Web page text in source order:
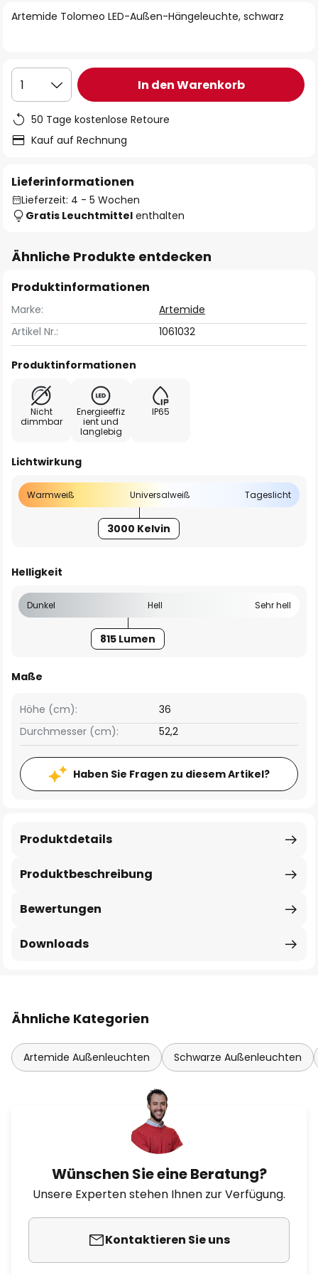
Artemide Tolomeo LED-Außen-Hängeleuchte, schwarz
1 In den Warenkorb
50 Tage kostenlose Retoure
Kauf auf Rechnung
Lieferinformationen
Lieferzeit: 4 - 5 Wochen
Gratis Leuchtmittel enthalten
Ähnliche Produkte entdecken
Produktinformationen
Marke:
Artemide
Artikel Nr.:
1061032
Produktinformationen
Nicht
dimmbar
Energieeffiz
ient und
langlebig
IP65
Lichtwirkung
Warmweiß Universalweiß Tageslicht
3000 Kelvin
Helligkeit
Dunkel Hell Sehr hell
815 Lumen
Maße
Höhe (cm):
36
Durchmesser (cm):
52,2
Haben Sie Fragen zu diesem Artikel?
Produktbeschreibung
Produktdetails
Bewertungen
Downloads
Ähnliche Kategorien
Artemide Außenleuchten Schwarze Außenleuchten
Wünschen Sie eine Beratung?
Unsere Experten stehen Ihnen zur Verfügung.
Kontaktieren Sie uns